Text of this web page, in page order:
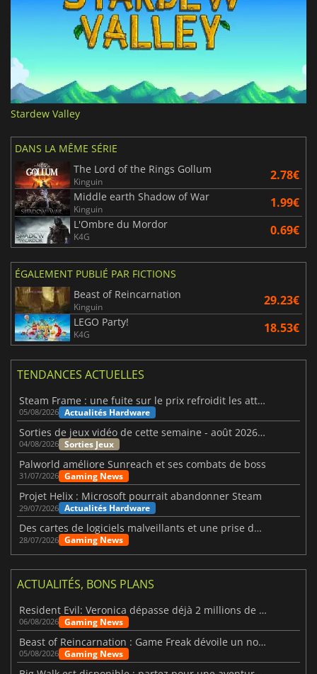
Stardew Valley
DANS LA MÊME SÉRIE
The Lord of the Rings Gollum
Kinguin 2.78€
Middle earth Shadow of War
Kinguin 1.99€
L'Ombre du Mordor
K4G 0.69€
ÉGALEMENT PUBLIÉ PAR FICTIONS
Beast of Reincarnation
Kinguin 29.23€
LEGO Party!
K4G 18.53€
TENDANCES ACTUELLES
Steam Frame : une fuite sur le prix refroidit les attentes VR
05/08/2026 Actualités Hardware
Sorties de jeux vidéo de cette semaine - août 2026 (semaine 32)
04/08/2026 Sorties Jeux
Palworld améliore Sunreach et ses combats de boss
31/07/2026 Gaming News
Projet Helix : Microsoft pourrait abandonner Steam
29/07/2026 Actualités Hardware
Des cartes de logiciels malveillants et une prise de contrôle de Discord ont touché Meccha Chameleon
28/07/2026 Gaming News
ACTUALITÉS, BONS PLANS
Resident Evil: Veronica dépasse déjà 2 millions de wishlists
06/08/2026 Gaming News
Beast of Reincarnation : Game Freak dévoile un nouveau pari
05/08/2026 Gaming News